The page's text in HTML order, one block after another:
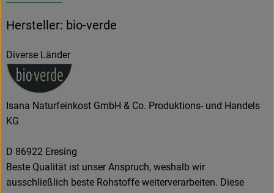
Hersteller: bio-verde
Diverse Länder
Isana Naturfeinkost GmbH & Co. Produktions- und Handels
KG
D 86922 Eresing
Beste Qualität ist unser Anspruch, weshalb wir
ausschließlich beste Rohstoffe weiterverarbeiten. Diese